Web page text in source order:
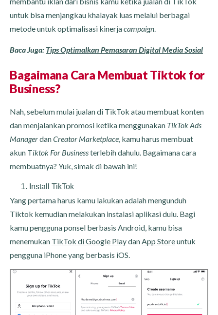
untuk bisa menjangkau khalayak luas melalui berbagai
metode untuk optimalisasi kinerjacampaign.
Baca Juga: Tips Optimalkan Pemasaran Digital Media Sosial
Bagaimana Cara Membuat Tiktok for
Business?
Nah, sebelum mulai jualan di TikTok atau membuat konten
dan menjalankan promosi ketika menggunakan TikTok Ads
ManagerdanCreator Marketplace , kamu harus membuat
akun Tiktok For Businessterlebih dahulu. Bagaimana cara
membuatnya? Yuk, simak di bawah ini!
Install TikTok
Yang pertama harus kamu lakukan adalah mengunduh
Tiktok kemudian melakukan instalasi aplikasi dulu. Bagi
kamu pengguna ponsel berbasis Android, kamu bisa
menemukan TikTok di Google PlaydanApp Storeuntuk
pengguna iPhone yang berbasis iOS.